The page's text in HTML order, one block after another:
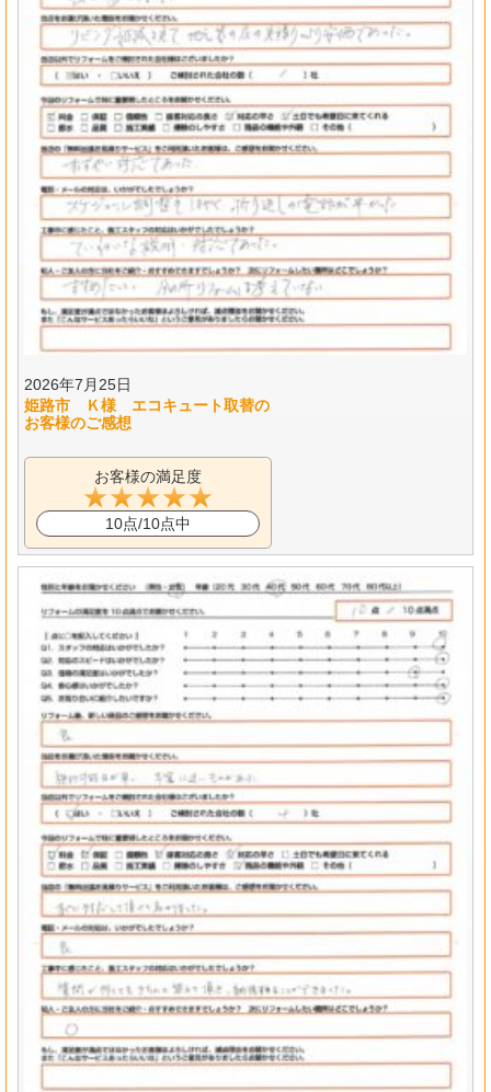
2026年7月25日
姫路市 Ｋ様 エコキュート取替の
お客様のご感想
お客様の満足度
10点/10点中